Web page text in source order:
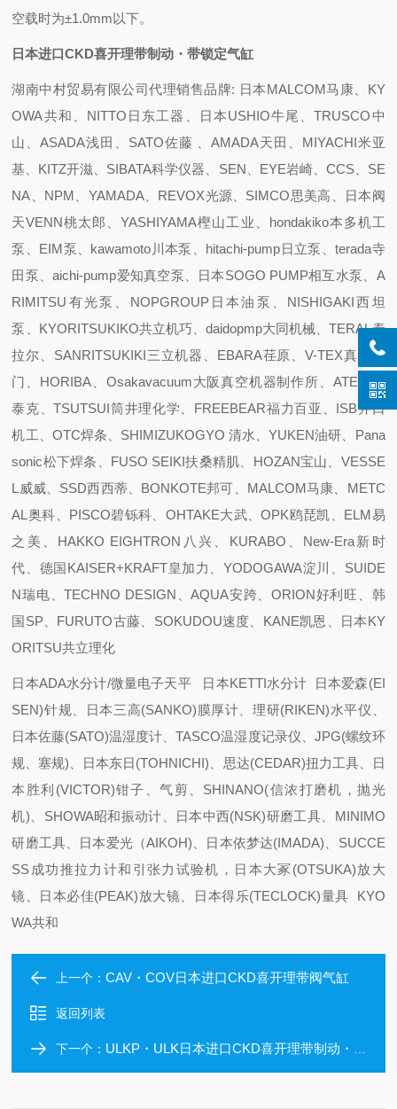
空载时为±1.0mm以下。
日本进口CKD喜开理带制动・带锁定气缸
湖南中村贸易有限公司代理销售品牌: 日本MALCOM马康、KY
OWA共和、NITTO日东工器、日本USHIO牛尾、TRUSCO中
山、ASADA浅田、SATO佐藤 、AMADA天田、MIYACHI米亚
基、KITZ开滋、SIBATA科学仪器、SEN、EYE岩崎、CCS、SE
NA、NPM、YAMADA、REVOX光源、SIMCO思美高、日本阀
天VENN桃太郎、YASHIYAMA樫山工业、hondakiko本多机工
泵、EIM泵、kawamoto川本泵、hitachi-pump日立泵、terada寺
田泵、aichi-pump爱知真空泵、日本SOGO PUMP相互水泵、A
RIMITSU有光泵、NOPGROUP日本油泵、NISHIGAKI西坦
泵、KYORITSUKIKO共立机巧、daidopmp大同机械、TERAL泰
拉尔、SANRITSUKIKI三立机器、EBARA荏原、V-TEX真空阀
门、HORIBA、Osakavacuum大阪真空机器制作所、ATEC 爱
泰克、TSUTSUI筒井理化学、FREEBEAR福力百亚、ISB井口
机工、OTC焊条、SHIMIZUKOGYO 清水、YUKEN油研、Pana
sonic松下焊条、FUSO SEIKI扶桑精肌、HOZAN宝山、VESSE
L威威、SSD西西蒂、BONKOTE邦可、MALCOM马康、METC
AL奥科、PISCO碧铄科、OHTAKE大武、OPK鸥琵凯、ELM易
之美、HAKKO EIGHTRON八兴、KURABO、New-Era新时
代、德国KAISER+KRAFT皇加力、YODOGAWA淀川、SUIDE
N瑞电、TECHNO DESIGN、AQUA安跨、ORION好利旺、韩
国SP、FURUTO古藤、SOKUDOU速度、KANE凯恩、日本KY
ORITSU共立理化
日本ADA水分计/微量电子天平 日本KETTI水分计 日本爱森(EI
SEN)针规、日本三高(SANKO)膜厚计、理研(RIKEN)水平仪、
日本佐藤(SATO)温湿度计、TASCO温湿度记录仪、JPG(螺纹环
规、塞规)、日本东日(TOHNICHI)、思达(CEDAR)扭力工具、日
本胜利(VICTOR)钳子、气剪、SHINANO(信浓打磨机，抛光
机)、SHOWA昭和振动计、日本中西(NSK)研磨工具、MINIMO
研磨工具、日本爱光（AIKOH)、日本依梦达(IMADA)、SUCCE
SS成功推拉力计和引张力试验机，日本大冢(OTSUKA)放大
镜、日本必佳(PEAK)放大镜、日本得乐(TECLOCK)量具 KYO
WA共和
上一个：CAV・COV日本进口CKD喜开理带阀气缸
返回列表
下一个： ULKP・ULK日本进口CKD喜开理带制动・带锁定气缸 带阀